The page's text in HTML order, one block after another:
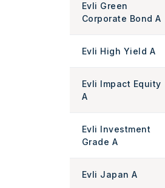
Evli Green
Corporate Bond A
Evli High Yield A
Evli Impact Equity
A
Evli Investment
Grade A
Evli Japan A